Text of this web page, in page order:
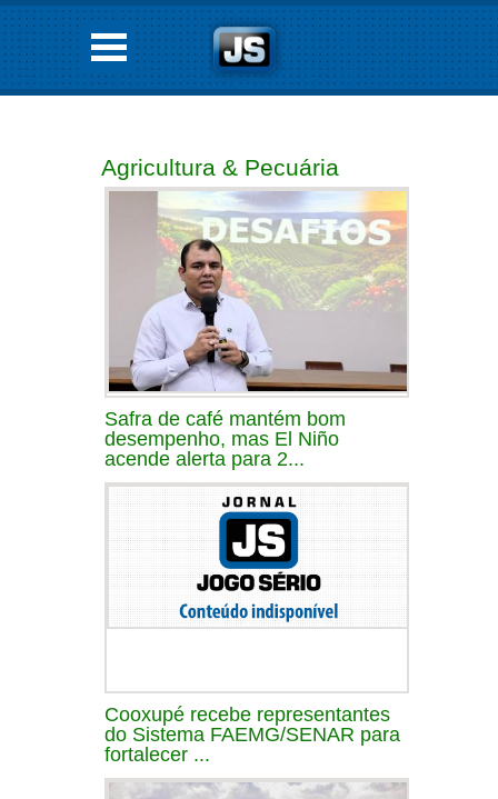
Agricultura & Pecuária
Safra de café mantém bom
desempenho, mas El Niño
acende alerta para 2...
Cooxupé recebe representantes
do Sistema FAEMG/SENAR para
fortalecer ...